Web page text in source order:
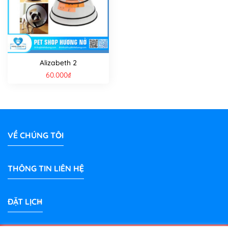
Alizabeth 2
60.000₫
VỀ CHÚNG TÔI
THÔNG TIN LIÊN HỆ
ĐẶT LỊCH